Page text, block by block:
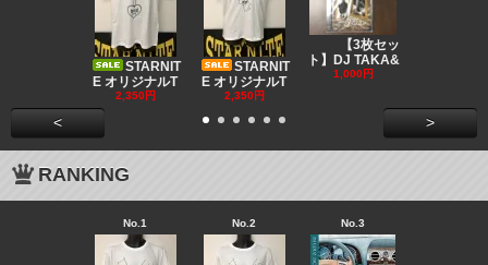
STARNIT
E オリジナルT
2,350円
STARNIT
E オリジナルT
2,350円
【3枚セッ
ト】DJ TAKA&
1,000円
< >
RANKING
No.1 No.2 No.3